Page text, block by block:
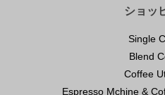
設置、エスプレッソ、焙煎
ショッ
Single
Blend
Coffee
Espresso Mchine &